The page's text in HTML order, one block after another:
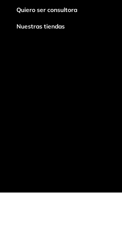
Quiero ser consultora
Nuestras tiendas